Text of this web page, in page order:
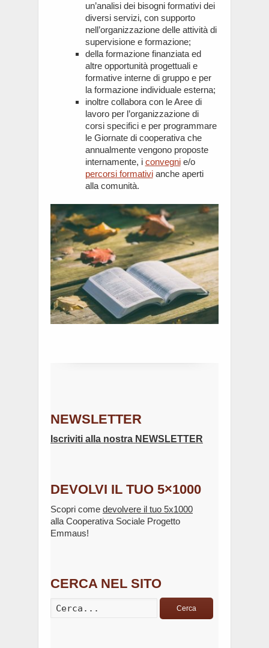
un’analisi dei bisogni formativi dei
diversi servizi, con supporto
nell’organizzazione delle attività di
supervisione e formazione;
della formazione finanziata ed
altre opportunità progettuali e
formative interne di gruppo e per
la formazione individuale esterna;
inoltre collabora con le Aree di
lavoro per l’organizzazione di
corsi specifici e per programmare
le Giornate di cooperativa che
annualmente vengono proposte
internamente, i convegnie/o
percorsi formativianche aperti
alla comunità.
NEWSLETTER
Iscriviti alla nostra NEWSLETTER
DEVOLVI IL TUO 5×1000
Scopri come devolvere il tuo 5x1000
alla Cooperativa Sociale Progetto
Emmaus!
CERCA NEL SITO
Cerca